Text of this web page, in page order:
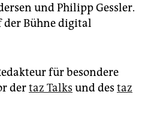
und Philipp Gessler.
der Bühne digital
für besondere
dertaz Talks und des taz